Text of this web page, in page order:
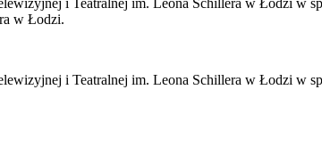
w Łodzi.
i Teatralnej im. Leona Schillera w Łodzi w